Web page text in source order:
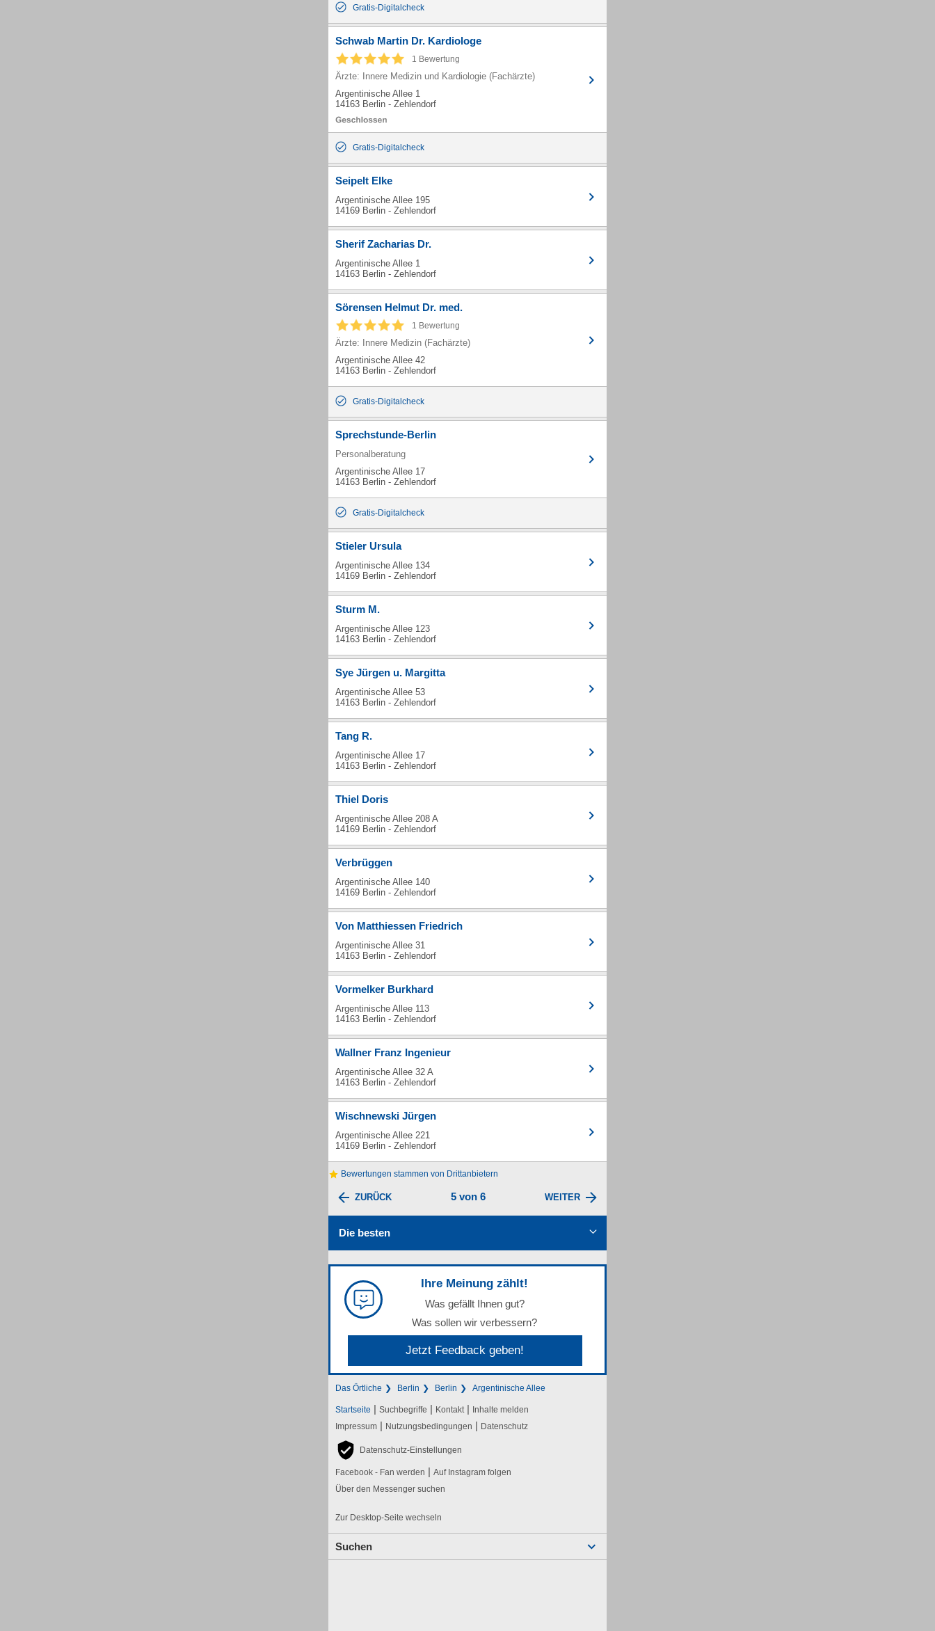
Gratis-Digitalcheck
Schwab Martin Dr. Kardiologe
1 Bewertung
Ärzte: Innere Medizin und Kardiologie (Fachärzte)
Argentinische Allee 1
14163 Berlin - Zehlendorf
Gratis-Digitalcheck
Seipelt Elke
Argentinische Allee 195
14169 Berlin - Zehlendorf
Sherif Zacharias Dr.
Argentinische Allee 1
14163 Berlin - Zehlendorf
Sörensen Helmut Dr. med.
1 Bewertung
Ärzte: Innere Medizin (Fachärzte)
Argentinische Allee 42
14163 Berlin - Zehlendorf
Gratis-Digitalcheck
Sprechstunde-Berlin
Personalberatung
Argentinische Allee 17
14163 Berlin - Zehlendorf
Gratis-Digitalcheck
Stieler Ursula
Argentinische Allee 134
14169 Berlin - Zehlendorf
Sturm M.
Argentinische Allee 123
14163 Berlin - Zehlendorf
Sye Jürgen u. Margitta
Argentinische Allee 53
14163 Berlin - Zehlendorf
Tang R.
Argentinische Allee 17
14163 Berlin - Zehlendorf
Thiel Doris
Argentinische Allee 208 A
14169 Berlin - Zehlendorf
Verbrüggen
Argentinische Allee 140
14169 Berlin - Zehlendorf
Von Matthiessen Friedrich
Argentinische Allee 31
14163 Berlin - Zehlendorf
Vormelker Burkhard
Argentinische Allee 113
14163 Berlin - Zehlendorf
Wallner Franz Ingenieur
Argentinische Allee 32 A
14163 Berlin - Zehlendorf
Wischnewski Jürgen
Argentinische Allee 221
14169 Berlin - Zehlendorf
Bewertungen stammen von Drittanbietern
ZURÜCK 5 von 6 WEITER
Die besten
Ihre Meinung zählt!
Was gefällt Ihnen gut?
Was sollen wir verbessern?
Jetzt Feedback geben!
Das Örtliche Berlin Berlin Argentinische Allee
Startseite | Suchbegriffe | Kontakt | Inhalte melden
Impressum | Nutzungsbedingungen | Datenschutz
Datenschutz-Einstellungen
Facebook - Fan werden | Auf Instagram folgen
Über den Messenger suchen
Zur Desktop-Seite wechseln
Suchen